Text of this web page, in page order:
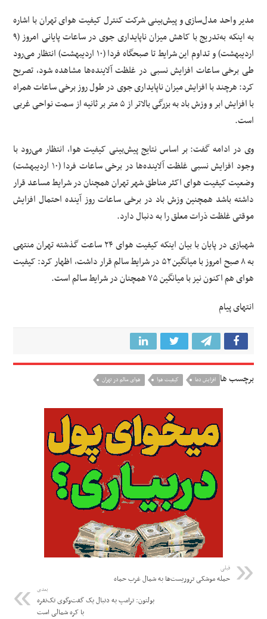
مدیر واحد مدل‌سازی و پیش‌بینی شرکت کنترل کیفیت هوای تهران با اشاره
به اینکه به‌تدریج با کاهش میزان ناپایداری جوی در ساعات پایانی امروز (۹
اردیبهشت) و تداوم این شرایط تا صبحگاه فردا (۱۰ اردیبهشت) انتظار می‌رود
طی برخی ساعات افزایش نسبی در غلظت آلاینده‌ها مشاهده شود، تصریح
کرد: هرچند با افزایش میزان ناپایداری جوی در طول روز برخی ساعات همراه
با افزایش ابر و وزش باد به بزرگی بالاتر از ۵ متر بر ثانیه از سمت نواحی غربی
است.
وی در ادامه گفت: بر اساس نتایج پیش‌بینی کیفیت هوا، انتظار می‌رود با
وجود افزایش نسبی غلظت آلاینده‌ها در برخی ساعات فردا (۱۰ اردیبهشت)
وضعیت کیفیت هوای اکثر مناطق شهر تهران همچنان در شرایط مساعد قرار
داشته باشد همچنین وزش باد در برخی ساعات روز آینده احتمال افزایش
موقتی غلظت ذرات معلق را به دنبال دارد.
شهبازی در پایان با بیان اینکه کیفیت هوای ۲۴ ساعت گذشته تهران منتهی
به ۸ صبح امروز با میانگین ۵۲ در شرایط سالم قرار داشت، اظهار کرد: کیفیت
هوای هم اکنون نیز با میانگین ۷۵ همچنان در شرایط سالم است.
انتهای پیام
برچسب ها افزايش دما كيفيت هوا هوای سالم در تهران
قبلی
حمله موشکی تروریست‌ها به شمال غرب حماه
بعدی
بولتون: ترامپ به دنبال یک گفت‌وگوی تک‌نفره
با کره شمالی است